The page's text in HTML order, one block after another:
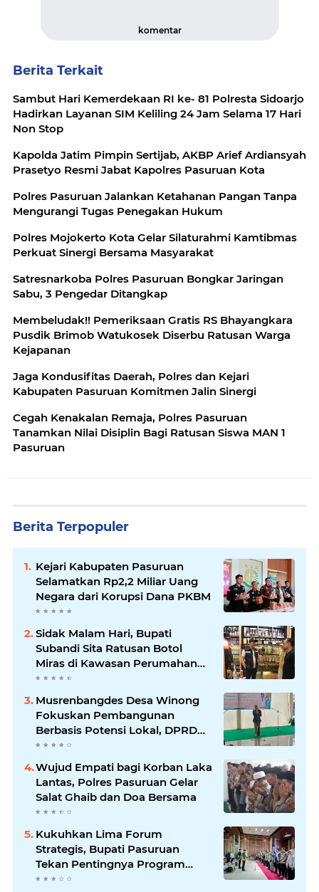
komentar
Berita Terkait
Sambut Hari Kemerdekaan RI ke- 81 Polresta Sidoarjo
Hadirkan Layanan SIM Keliling 24 Jam Selama 17 Hari
Non Stop
Kapolda Jatim Pimpin Sertijab, AKBP Arief Ardiansyah
Prasetyo Resmi Jabat Kapolres Pasuruan Kota
Polres Pasuruan Jalankan Ketahanan Pangan Tanpa
Mengurangi Tugas Penegakan Hukum
Polres Mojokerto Kota Gelar Silaturahmi Kamtibmas
Perkuat Sinergi Bersama Masyarakat
Satresnarkoba Polres Pasuruan Bongkar Jaringan
Sabu, 3 Pengedar Ditangkap
Membeludak!! Pemeriksaan Gratis RS Bhayangkara
Pusdik Brimob Watukosek Diserbu Ratusan Warga
Kejapanan
Jaga Kondusifitas Daerah, Polres dan Kejari
Kabupaten Pasuruan Komitmen Jalin Sinergi
Cegah Kenakalan Remaja, Polres Pasuruan
Tanamkan Nilai Disiplin Bagi Ratusan Siswa MAN 1
Pasuruan
Berita Terpopuler
Kejari Kabupaten Pasuruan
Selamatkan Rp2,2 Miliar Uang
Negara dari Korupsi Dana PKBM
Sidak Malam Hari, Bupati
Subandi Sita Ratusan Botol
Miras di Kawasan Perumahan
Sidoarjo
Musrenbangdes Desa Winong
Fokuskan Pembangunan
Berbasis Potensi Lokal, DPRD
Optimistis Meski Dihantam
Wujud Empati bagi Korban Laka
Lantas, Polres Pasuruan Gelar
Salat Ghaib dan Doa Bersama
Kukuhkan Lima Forum
Strategis, Bupati Pasuruan
Tekan Pentingnya Program
Nyata untuk Rakyat